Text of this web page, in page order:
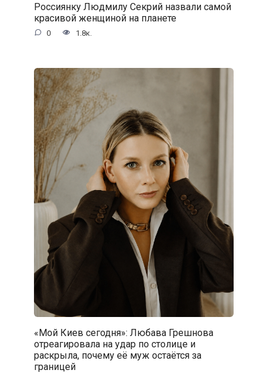
Россиянку Людмилу Секрий назвали самой
красивой женщиной на планете
0 1.8к.
«Мой Киев сегодня»: Любава Грешнова
отреагировала на удар по столице и
раскрыла, почему её муж остаётся за
границей